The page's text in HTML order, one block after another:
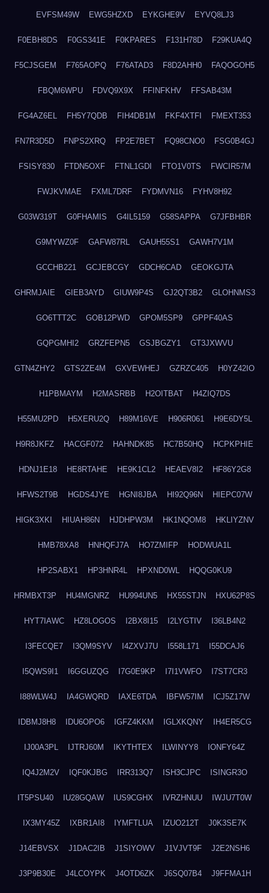
EVFSM49W EWG5HZXD EYKGHE9V EYVQ8LJ3
F0EBH8DS F0GS341E F0KPARES F131H78D F29KUA4Q
F5CJSGEM F765AOPQ F76ATAD3 F8D2AHH0 FAQOGOH5
FBQM6WPU FDVQ9X9X FFINFKHV FFSAB43M
FG4AZ6EL FH5Y7QDB FIH4DB1M FKF4XTFI FMEXT353
FN7R3D5D FNPS2XRQ FP2E7BET FQ98CNO0 FSG0B4GJ
FSISY830 FTDN5OXF FTNL1GDI FTO1V0TS FWCIR57M
FWJKVMAE FXML7DRF FYDMVN16 FYHV8H92
G03W319T G0FHAMIS G4IL5159 G58SAPPA G7JFBHBR
G9MYWZ0F GAFW87RL GAUH55S1 GAWH7V1M
GCCHB221 GCJEBCGY GDCH6CAD GEOKGJTA
GHRMJAIE GIEB3AYD GIUW9P4S GJ2QT3B2 GLOHNMS3
GO6TTT2C GOB12PWD GPOM5SP9 GPPF40AS
GQPGMHI2 GRZFEPN5 GSJBGZY1 GT3JXWVU
GTN4ZHY2 GTS2ZE4M GXVEWHEJ GZRZC405 H0YZ42IO
H1PBMAYM H2MASRBB H2OITBAT H4ZIQ7DS
H55MU2PD H5XERU2Q H89M16VE H906R061 H9E6DY5L
H9R8JKFZ HACGF072 HAHNDK85 HC7B50HQ HCPKPHIE
HDNJ1E18 HE8RTAHE HE9K1CL2 HEAEV8I2 HF86Y2G8
HFWS2T9B HGDS4JYE HGNI8JBA HI92Q96N HIEPC07W
HIGK3XKI HIUAH86N HJDHPW3M HK1NQOM8 HKLIYZNV
HMB78XA8 HNHQFJ7A HO7ZMIFP HODWUA1L
HP2SABX1 HP3HNR4L HPXND0WL HQQG0KU9
HRMBXT3P HU4MGNRZ HU994UN5 HX55STJN HXU62P8S
HYT7IAWC HZ8LOGOS I2BX8I15 I2LYGTIV I36LB4N2
I3FECQE7 I3QM9SYV I4ZXVJ7U I558L171 I55DCAJ6
I5QWS9I1 I6GGUZQG I7G0E9KP I7I1VWFO I7ST7CR3
I88WLW4J IA4GWQRD IAXE6TDA IBFW57IM ICJ5Z17W
IDBMJ8H8 IDU6OPO6 IGFZ4KKM IGLXKQNY IH4ER5CG
IJ00A3PL IJTRJ60M IKYTHTEX ILWINYY8 IONFY64Z
IQ4J2M2V IQF0KJBG IRR313Q7 ISH3CJPC ISINGR3O
IT5PSU40 IU28GQAW IUS9CGHX IVRZHNUU IWJU7T0W
IX3MY45Z IXBR1AI8 IYMFTLUA IZUO212T J0K3SE7K
J14EBVSX J1DAC2IB J1SIYOWV J1VJVT9F J2E2NSH6
J3P9B30E J4LCOYPK J4OTD6ZK J6SQ07B4 J9FFMA1H